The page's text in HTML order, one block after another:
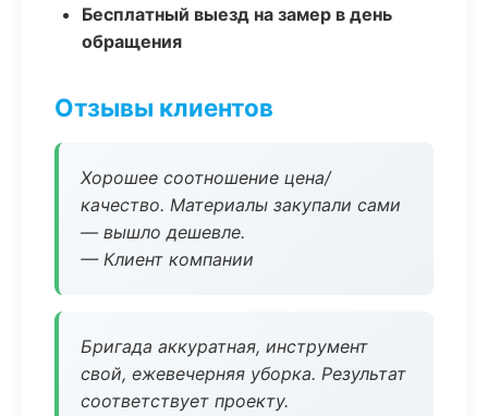
Бесплатный выезд на замер в день
обращения
Отзывы клиентов
Хорошее соотношение цена/
качество. Материалы закупали сами
— вышло дешевле.
— Клиент компании
Бригада аккуратная, инструмент
свой, ежевечерняя уборка. Результат
соответствует проекту.